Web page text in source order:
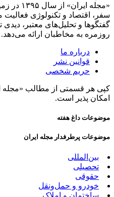
«مجله
سفر، اقتصاد و تکنولوژی فعالیت
گفتگوها و تحلیل‌های معتبر، دیدی
روزمره به مخاطبان ارائه می‌دهد.
درباره ما
قوانین نشر
حریم شخصی
کپی هر قسمتی از مطالب «مجله
امکان پذیر است.
موضوعات داغ هفته
موضوعات پرطرفدار مجله ایران
بین‌المللی
تحصیلی
حقوقی
خودرو و حمل‌و‌نقل
ساختمان و املاک